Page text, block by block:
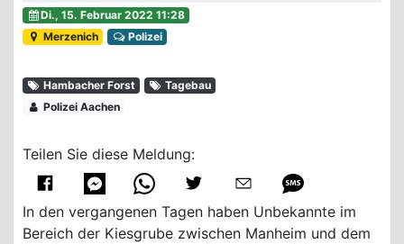
Di., 15. Februar 2022 11:28
Merzenich
Polizei
Hambacher Forst
Tagebau
Polizei Aachen
Teilen Sie diese Meldung:
In den vergangenen Tagen haben Unbekannte im
Bereich der Kiesgrube zwischen Manheim und dem